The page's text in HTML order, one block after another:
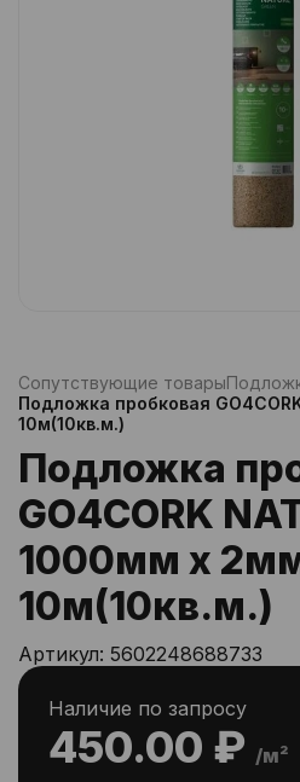
Сопутствующие товары
Подложка пробковая
10м(10кв.м.)
Подложка
GO4CORK
1000мм х
10м(10кв.м.)
Артикул: 5602248688733
450.00 ₽ /м²
Наличие по запросу